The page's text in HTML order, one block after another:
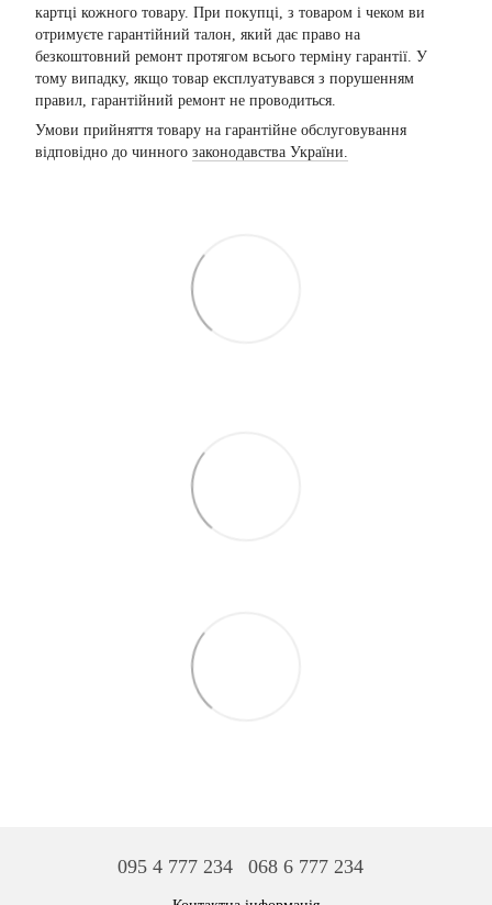
картці кожного товару. При покупці, з товаром і чеком ви
отримуєте гарантійний талон, який дає право на
безкоштовний ремонт протягом всього терміну гарантії. У
тому випадку, якщо товар експлуатувався з порушенням
правил, гарантійний ремонт не проводиться.
Умови прийняття товару на гарантійне обслуговування
відповідно до чинного законодавства України.
095 4 777 234 068 6 777 234